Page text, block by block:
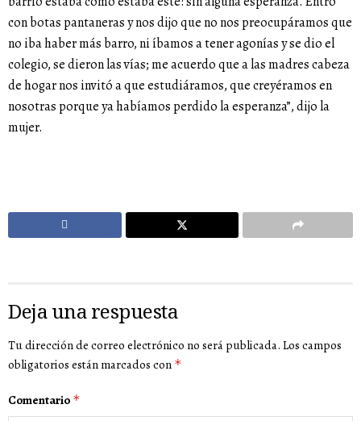
con botas pantaneras y nos dijo que no nos preocupáramos que
no iba haber más barro, ni íbamos a tener agonías y se dio el
colegio, se dieron las vías; me acuerdo que a las madres cabeza
de hogar nos invitó a que estudiáramos, que creyéramos en
nosotras porque ya habíamos perdido la esperanza”, dijo la
mujer.
Deja una respuesta
Tu dirección de correo electrónico no será publicada. Los campos
obligatorios están marcados con *
Comentario *